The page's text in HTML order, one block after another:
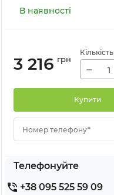
В наявності
3 216 грн
Кількість
−
Купити
Номер телефону*
Телефонуйте
+38 095 525 59 09